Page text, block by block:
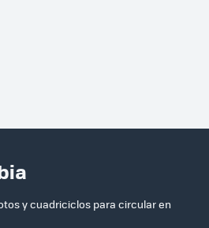
y cuadriciclos para circular en